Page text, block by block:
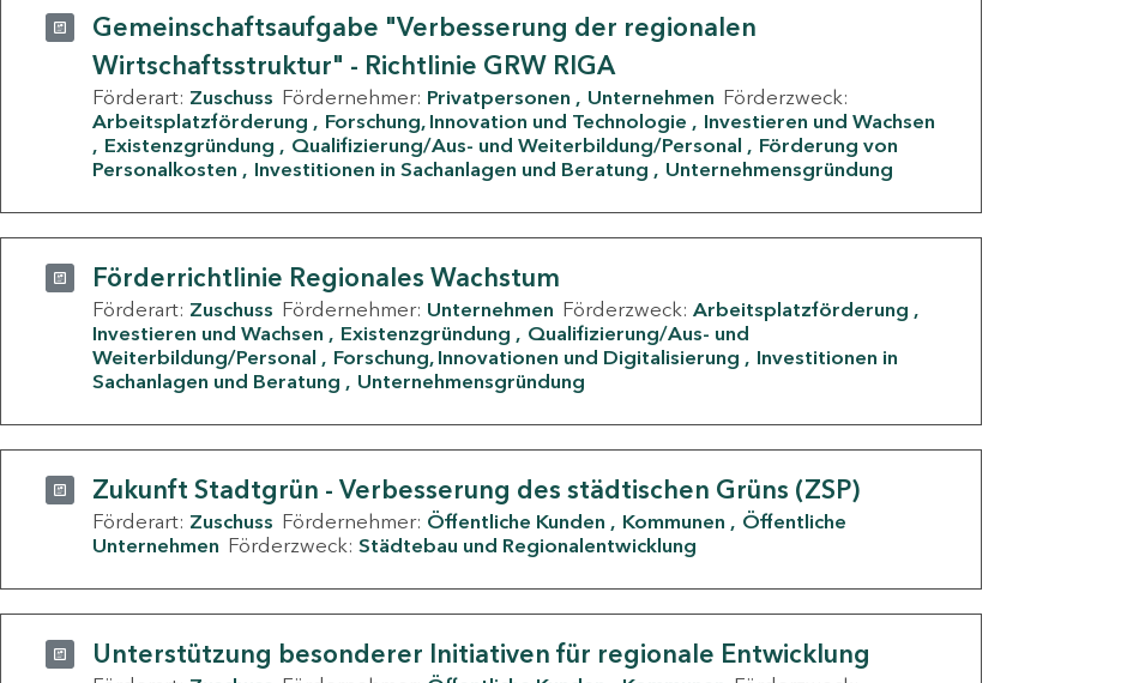
Gemeinschaftsaufgabe "Verbesserung der regionalen
Wirtschaftsstruktur" - Richtlinie GRW RIGA
Förderart: Zuschuss Fördernehmer: Privatpersonen Unternehmen Förderzweck:
Arbeitsplatzförderung
Forschung, Innovation und Technologie
Investieren und Wachsen
Existenzgründung
Qualifizierung/Aus- und Weiterbildung/Personal
Förderung von
Personalkosten
Investitionen in Sachanlagen und Beratung Unternehmensgründung
Förderrichtlinie Regionales Wachstum
Förderart: Zuschuss Fördernehmer: Unternehmen Förderzweck: Arbeitsplatzförderung
Investieren und Wachsen
Existenzgründung
Qualifizierung/Aus- und
Weiterbildung/Personal
Forschung, Innovationen und Digitalisierung
Investitionen in
Sachanlagen und Beratung
Unternehmensgründung
Zukunft Stadtgrün - Verbesserung des städtischen Grüns (ZSP)
Förderart: Zuschuss Fördernehmer: Öffentliche Kunden Kommunen
Öffentliche
Unternehmen Förderzweck: Städtebau und Regionalentwicklung
Unterstützung besonderer Initiativen für regionale Entwicklung